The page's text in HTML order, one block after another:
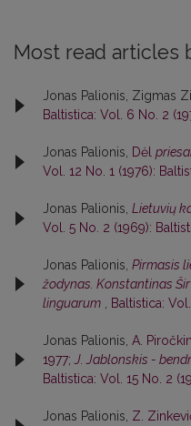
Most read articles
Jonas Palionis, Zigmas
Baltistica: Vol. 6 No. 2
Jonas Palionis, Dėl
Vol. 12 No. 1 (1976):
Jonas Palionis, Lietuvių
Vol. 5 No. 2 (1969):
Jonas Palionis, Pirmasis
žodynas. Konstantinas
linguarum
Baltistica:
Jonas Palionis, A.
1977; J. Jablonskis -
Baltistica: Vol. 15 No. 2
Jonas Palionis, Z.